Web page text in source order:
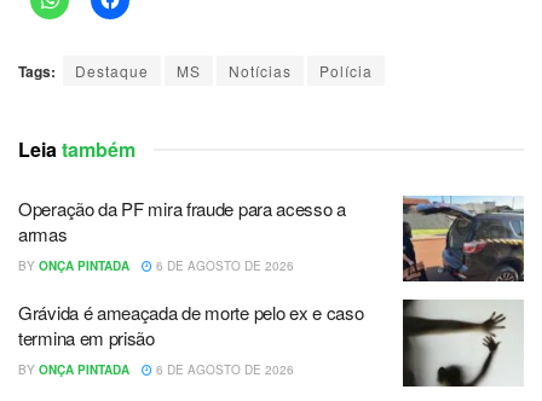
Tags: Destaque MS Notícias Polícia
Leiatambém
Operação da PF mira fraude para acesso a
armas
BY ONÇA PINTADA 6 DE AGOSTO DE 2026
Grávida é ameaçada de morte pelo ex e caso
termina em prisão
BY ONÇA PINTADA 6 DE AGOSTO DE 2026